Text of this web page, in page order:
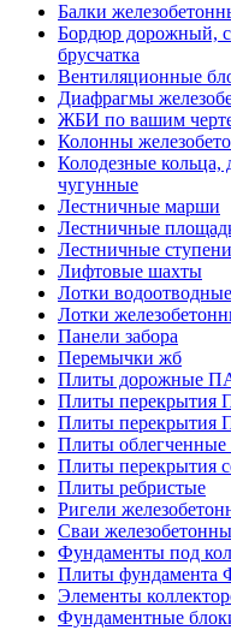
Балки
Бордюр дорожный,
брусчатка
Вентиляционные
Диафрагмы
ЖБИ по вашим
Колонны
Колодезные
чугунные
Лестничные марши
Лестничные
Лестничные ступени
Лифтовые шахты
Лотки
Лотки
Панели забора
Перемычки жб
Плиты дорожные
Плиты перекрытия
Плиты перекрытия
Плиты
Плиты перекрытия
Плиты ребристые
Ригели
Сваи
Фундаменты под
Плиты фундамента
Элементы
Фундаментные